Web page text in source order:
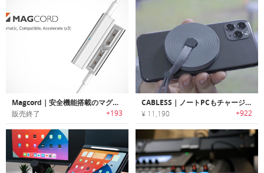
Magcord｜安全機能搭載のマグネットアタッチ式高速充電ケーブル「マグコード」
販売終了 +193
CABLESS｜ノートPCもチャージ可能な15-in-1充電ケーブル「ケーブレス」
¥ 11,190 +922